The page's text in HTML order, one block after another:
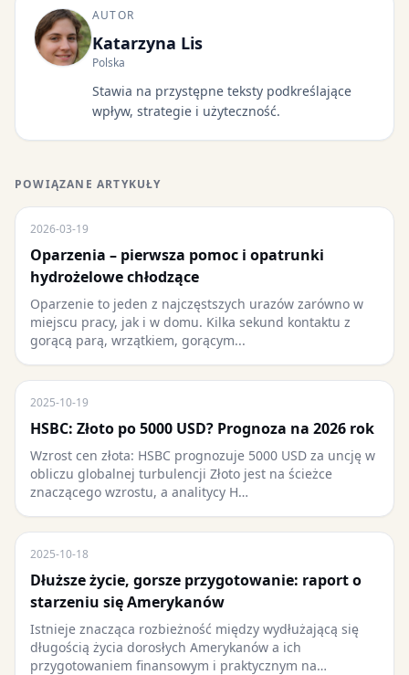
AUTOR
Katarzyna Lis
Polska
Stawia na przystępne teksty podkreślające
wpływ, strategie i użyteczność.
POWIĄZANE ARTYKUŁY
2026-03-19
Oparzenia – pierwsza pomoc i opatrunki
hydrożelowe chłodzące
Oparzenie to jeden z najczęstszych urazów zarówno w
miejscu pracy, jak i w domu. Kilka sekund kontaktu z
gorącą parą, wrzątkiem, gorącym...
2025-10-19
HSBC: Złoto po 5000 USD? Prognoza na 2026 rok
Wzrost cen złota: HSBC prognozuje 5000 USD za uncję w
obliczu globalnej turbulencji Złoto jest na ścieżce
znaczącego wzrostu, a analitycy H…
2025-10-18
Dłuższe życie, gorsze przygotowanie: raport o
starzeniu się Amerykanów
Istnieje znacząca rozbieżność między wydłużającą się
długością życia dorosłych Amerykanów a ich
przygotowaniem finansowym i praktycznym na…